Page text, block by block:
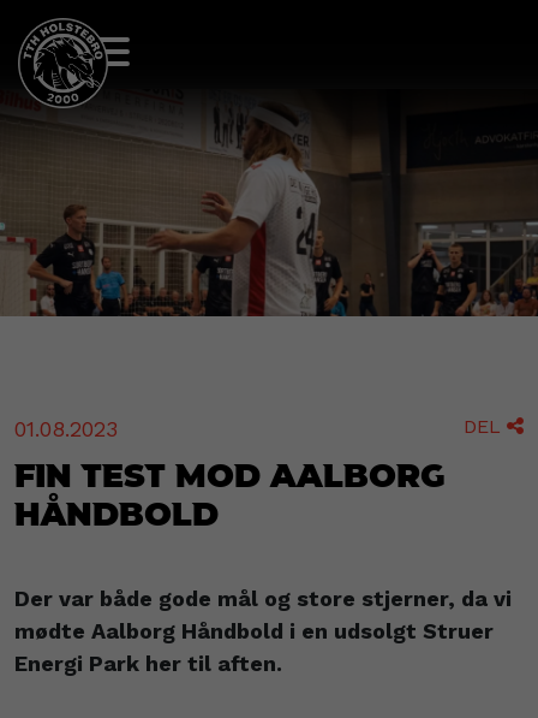
01.08.2023 DEL 
Fin test mod Aalborg
Håndbold
Der var både gode mål og store stjerner, da vi
mødte Aalborg Håndbold i en udsolgt Struer
Energi Park her til aften.